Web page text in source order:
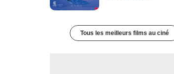
Tous les meilleurs films au ciné